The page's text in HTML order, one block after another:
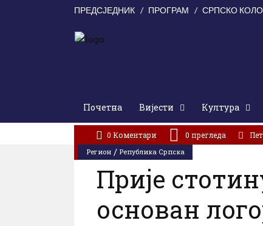
ПРЕДСЈЕДНИК ПРОГРАМ СРПСКО КОЛО
Почетна Вијести Култура
АКТУЕЛНО:
У Цркви Светог Марка молитвено
Регион / Република Српска
0 Коментари 0 прегледа
Прије
основан